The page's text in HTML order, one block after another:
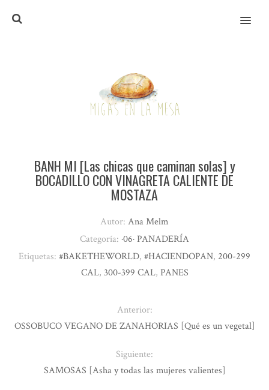
MENU
BANH MI [Las chicas que caminan solas] y
BOCADILLO CON VINAGRETA CALIENTE DE
MOSTAZA
Autor: Ana Melm
Categoría: ·06· PANADERÍA
Etiquetas: #BAKETHEWORLD, #HACIENDOPAN, 200-299
CAL, 300-399 CAL, PANES
Anterior:
OSSOBUCO VEGANO DE ZANAHORIAS [Qué es un vegetal]
Siguiente:
SAMOSAS [Asha y todas las mujeres valientes]